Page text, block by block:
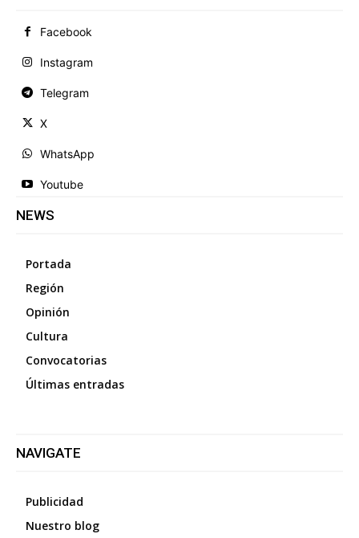
Facebook
Instagram
Telegram
X
WhatsApp
Youtube
NEWS
Portada
Región
Opinión
Cultura
Convocatorias
Últimas entradas
NAVIGATE
Publicidad
Nuestro blog